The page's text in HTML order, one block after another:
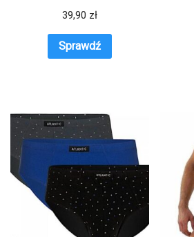
39,90 zł
Sprawdź